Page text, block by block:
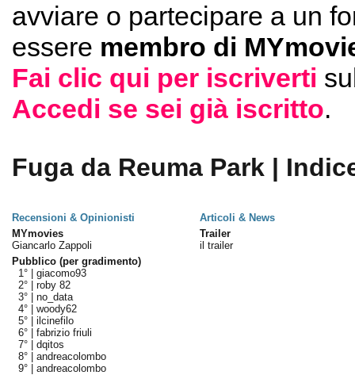
avviare o partecipare a un
essere membro di
Fai clic qui per iscriverti
Accedi se sei già iscritto.
Fuga da Reuma Park |
Recensioni & Opinionisti
Articoli & News
MYmovies
Giancarlo Zappoli
Pubblico (per gradimento)
1° | giacomo93
2° | roby 82
3° | no_data
4° | woody62
5° | ilcinefilo
6° | fabrizio friuli
7° | dqitos
8° | andreacolombo
9° | andreacolombo
Trailer
il trailer